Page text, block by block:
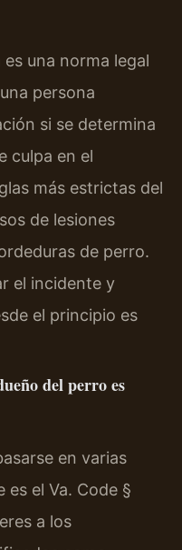
una norma legal
persona
si se determina
culpa en el
más estrictas del
de lesiones
de perro.
el incidente y
el principio es
del perro es
en varias
el Va. Code §
a los